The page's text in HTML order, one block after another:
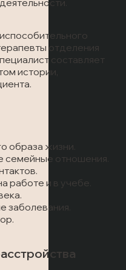
отделения
составляет
истории,
образа жизни.
семейные отношения.
работе и в учебе.
заболевания.